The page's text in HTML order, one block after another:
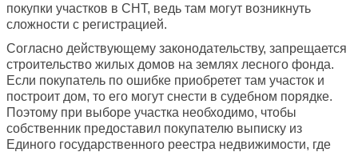
покупки участков в СНТ, ведь там могут возникнуть
сложности с регистрацией.
Согласно действующему законодательству, запрещается
строительство жилых домов на землях лесного фонда.
Если покупатель по ошибке приобретет там участок и
построит дом, то его могут снести в судебном порядке.
Поэтому при выборе участка необходимо, чтобы
собственник предоставил покупателю выписку из
Единого государственного реестра недвижимости, где